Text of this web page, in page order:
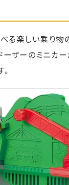
る楽しい乗り
ーザーのミニカ